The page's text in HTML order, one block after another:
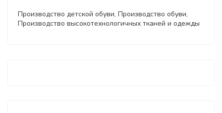
Производство детской обуви, Производство обуви,
Производство высокотехнологичных тканей и одежды